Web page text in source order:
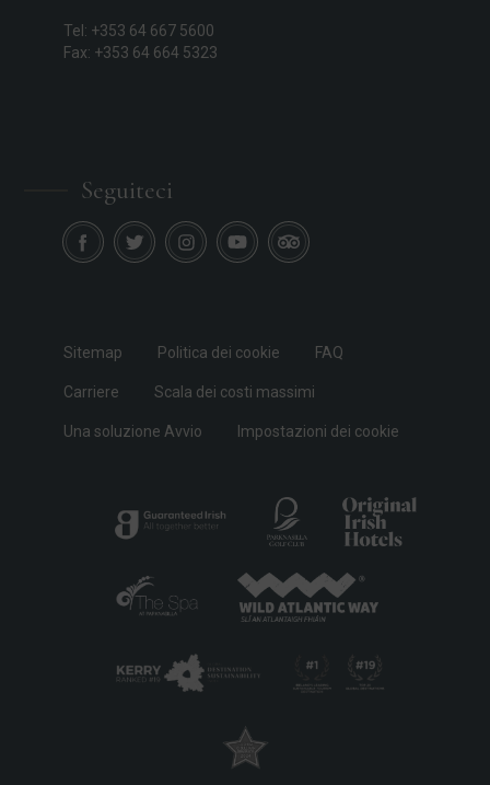
Seguiteci
Tel: +353 64 667 5600
Fax: +353 64 664 5323
Sitemap Politica dei cookie FAQ
Carriere Scala dei costi massimi
Una soluzione Avvio Impostazioni dei cookie